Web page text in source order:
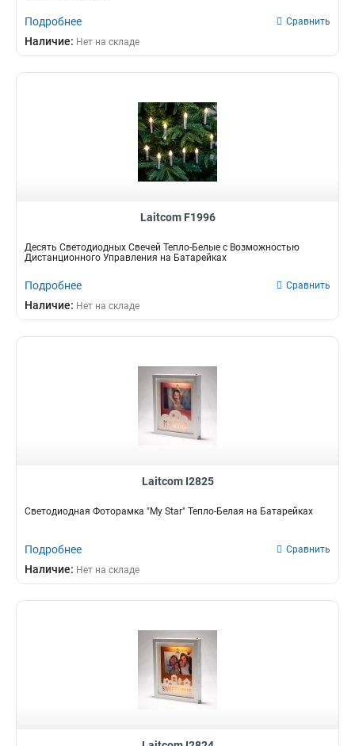
Подробнее Сравнить
Наличие: Нет на складе
Laitcom F1996
Десять Светодиодных Свечей Тепло-Белые с Возможностью
Дистанционного Управления на Батарейках
Подробнее Сравнить
Наличие: Нет на складе
Laitcom I2825
Светодиодная Фоторамка "My Star" Тепло-Белая на Батарейках
Подробнее Сравнить
Наличие: Нет на складе